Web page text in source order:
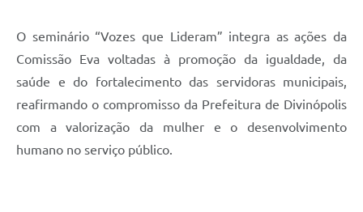
O seminário “Vozes que Lideram” integra as ações da
Comissão Eva voltadas à promoção da igualdade, da
saúde e do fortalecimento das servidoras municipais,
reafirmando o compromisso da Prefeitura de Divinópolis
com a valorização da mulher e o desenvolvimento
humano no serviço público.